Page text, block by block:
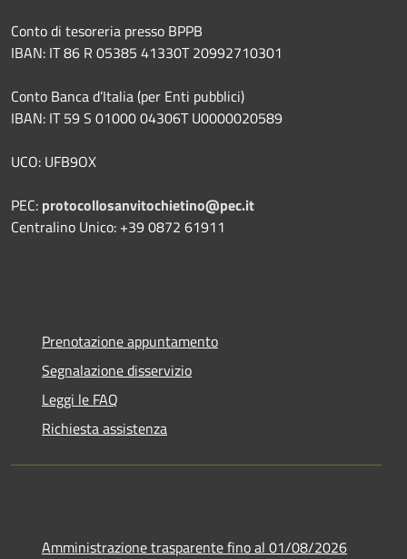
Conto di tesoreria presso BPPB
IBAN: IT 86 R 05385 41330T 20992710301
Conto Banca d’Italia (per Enti pubblici)
IBAN: IT 59 S 01000 04306T U0000020589
UCO: UFB9OX
PEC: protocollosanvitochietino@pec.it
Centralino Unico: +39 0872 61911
Prenotazione appuntamento
Segnalazione disservizio
Leggi le FAQ
Richiesta assistenza
Amministrazione trasparente fino al 01/08/2026